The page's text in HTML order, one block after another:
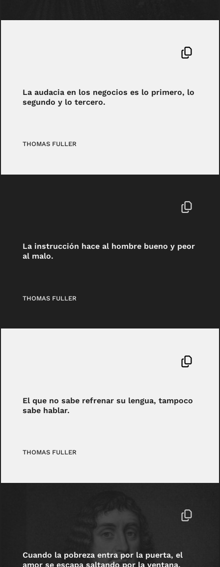
La audacia en los negocios es lo primero, lo
segundo y lo tercero.
THOMAS FULLER
La instrucción hace al hombre bueno y peor
al malo.
THOMAS FULLER
El que no sabe refrenar su lengua, tampoco
sabe hablar.
THOMAS FULLER
Cuando la pobreza entra por la puerta, el
amor se escapa saltando por la ventana.